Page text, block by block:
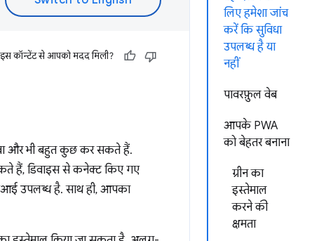
लिए हमेशा जांच
करें कि सुविधा
उपलब्ध है या
नहीं
पावरफ़ुल वेब
आपके PWA
को बेहतर बनाना
ग्रीन का
इस्तेमाल
करने की
क्षमता
कॉन्टेंट से आपको मदद मिली?
और भी बहुत कुछ कर सकते हैं.
हैं, डिवाइस से कनेक्ट किए गए
उपलब्ध है. साथ ही, आपका